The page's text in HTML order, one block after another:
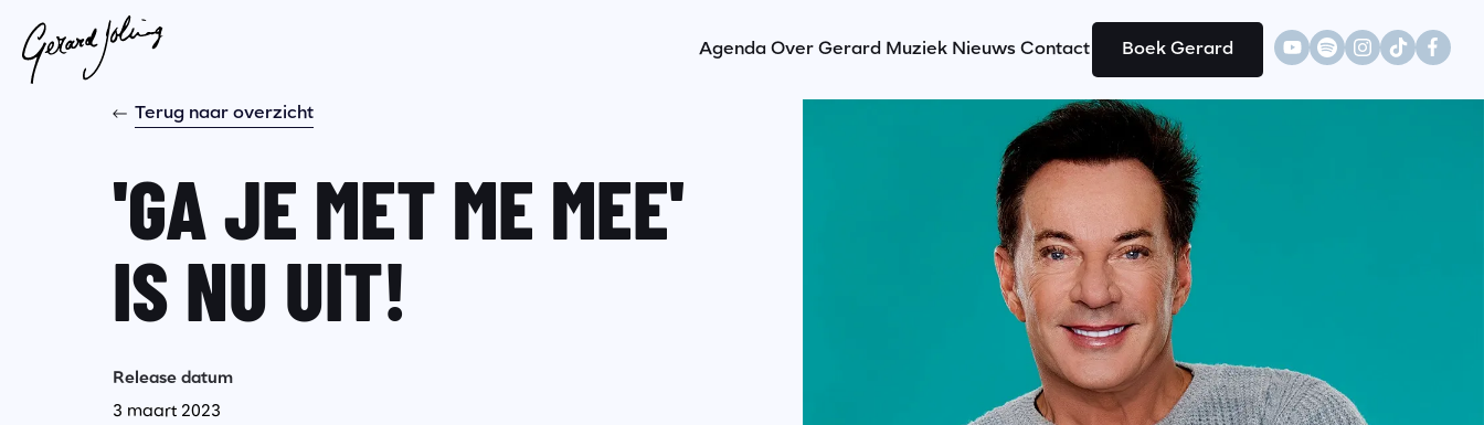
Agenda Over Gerard Muziek Nieuws Contact Boek Gerard
Terug naar overzicht
'GA JE MET ME MEE'
IS NU UIT!
Release datum
3 maart 2023